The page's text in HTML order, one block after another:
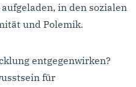
in den sozialen
und Polemik.
entgegenwirken?
für